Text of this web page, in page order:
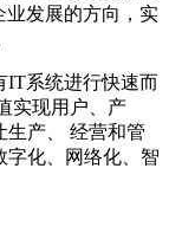
业发展的方向，实
IT系统进行快速而
实现用户、产
生产、 经营和管
字化、网络化、智